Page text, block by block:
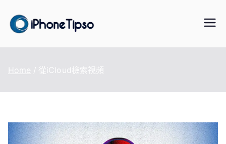
content
o
救援軟體
Home 從iCloud檢索視頻